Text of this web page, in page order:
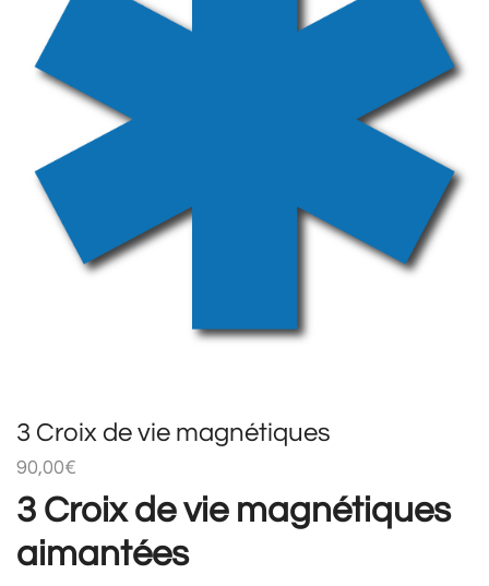
3 Croix de vie magnétiques
90,00€
3 Croix de vie magnétiques
aimantées